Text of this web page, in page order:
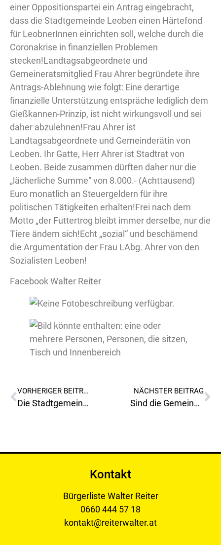
einer Oppositionspartei ein Antrag eingebracht,
dass die Stadtgemeinde Leoben einen Härtefond
für LeobnerInnen einrichten soll, welche durch die
Coronakrise in finanziellen Problemen
stecken!Landtagsabgeordnete und
Gemeineratsmitglied Frau Ahrer begründete ihre
Antrags-Ablehnung wie folgt: Eine derartige
finanzielle Unterstützung entspräche lediglich dem
Gießkannen-Prinzip, ist nicht wirkungsvoll und sei
daher abzulehnen!Frau Ahrer ist
Landtagsabgeordnete und Gemeinderätin von
Leoben. Ihr Gatte, Herr Ahrer ist Stadtrat von
Leoben. Beide zusammen dürften daher nur die
„lächerliche Summe“ von 8.000.- (Achttausend)
Euro monatlich an Steuergeldern für ihre
politischen Tätigkeiten erhalten!Frei nach dem
Motto „der Futtertrog bleibt immer derselbe, nur die
Tiere ändern sich!Echt „sozial“ und beschämend
die Argumentation der Frau LAbg. Ahrer von den
Sozialisten Leoben!
Facebook Walter Reiter
VORHERIGER BEITRAG
Die Stadtgemeinde Leoben muss 30 Millionen Euro Darlehen aufnehmen!
NÄCHSTER BEITRAG
Sind die Gemeinderatswahlen nun doch am 5.JULI???
Kontakt
Bürgerliste Walter Reiter
0660 444 57 18
kontakt@reiterwalter.at